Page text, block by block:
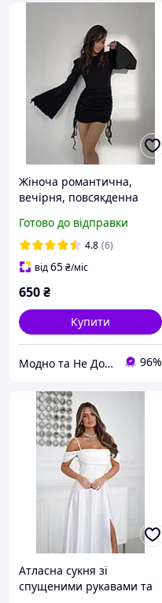
Жіноча романтична,
вечірня, повсякденна
рукавах та на зав'язках з
боків
Готово до відправки
4.8 (6)
від65₴/міс
650₴
Купити
Модно та Не Дорого 96%
Атласна сукня зі
спущеними рукавами та